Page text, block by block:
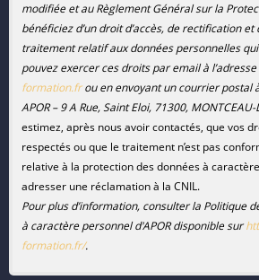
modifiée et au Règlement Général sur la
bénéficiez d’un droit d’accès, de rectification
traitement relatif aux données personnelles
pouvez exercer ces droits par email à l’adresse
formation.frou en envoyant un courrier postal
APOR –9 A Rue, Saint Eloi, 71300, MONTCEAU-
estimez, après nous avoir contactés, que vos
respectés ou que le traitement n’est pas
relative à la protection des données à
adresser une réclamation à la CNIL.
Pour plus d’information, consulter la Politique
à caractère personnel d'APOR disponible sur
formation.fr/.